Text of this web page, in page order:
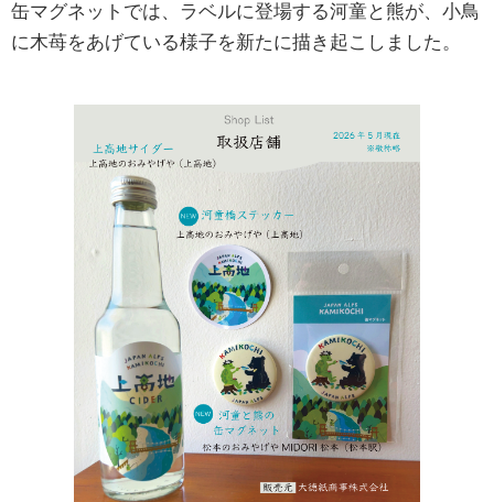
缶マグネットでは、ラベルに登場する河童と熊が、小鳥
に木苺をあげている様子を新たに描き起こしました。